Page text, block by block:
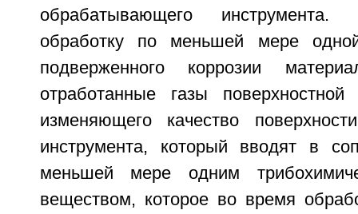
обрабатывающего
обработку по меньшей мере
подверженного коррозии
отработанные газы
изменяющего качество
инструмента, который вводят в
меньшей мере одним
веществом, которое во время